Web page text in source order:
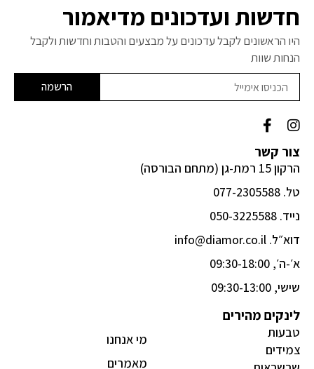
חדשות ועדכונים מדיאמור
היו הראשונים לקבל עדכונים על מבצעים והטבות וחדשות ולקבל
הנחות שוות
הרשמה
F
a
c
e
b
o
o
k
f
I
n
s
t
a
g
r
a
צור קשר
הרקון 15 רמת-גן (מתחם הבורסה)
טל. 077-2305588
נייד. 050-3225588
דוא״ל. info@diamor.co.il
א׳-ה׳, 09:30-18:00
שישי, 09:30-13:00
מי אנחנו
מאמרים
לינקים מהירים
טבעות
צמידים